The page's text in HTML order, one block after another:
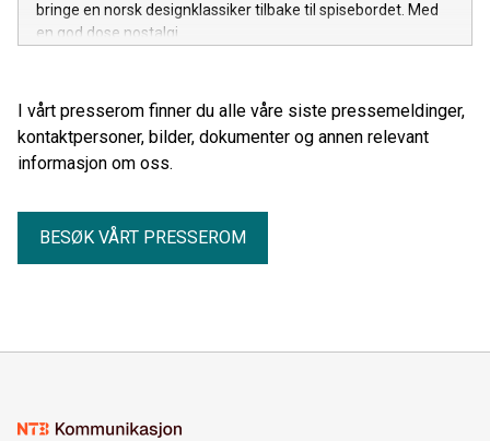
bringe en norsk designklassiker tilbake til spisebordet. Med
en god dose nostalgi.
I vårt presserom finner du alle våre siste pressemeldinger,
kontaktpersoner, bilder, dokumenter og annen relevant
informasjon om oss.
BESØK VÅRT PRESSEROM